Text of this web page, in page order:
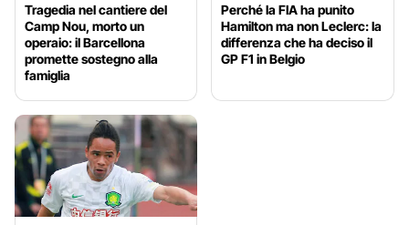
Tragedia nel cantiere del
Camp Nou, morto un
operaio: il Barcellona
promette sostegno alla
famiglia
Perché la FIA ha punito
Hamilton ma non Leclerc: la
differenza che ha deciso il
GP F1 in Belgio